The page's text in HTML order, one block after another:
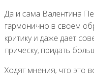
Да и сама Валентина
гармонично в своем
критику и даже дает
прическу, придать
Ходят мнения, что это